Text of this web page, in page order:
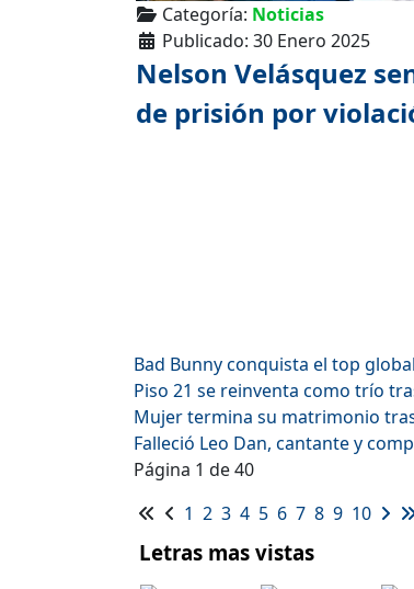
Categoría: Noticias
Publicado: 30 Enero 2025
Nelson Velásquez
de prisión por
Bad Bunny conquista el top
Piso 21 se reinventa como trío
Mujer termina su matrimonio
Falleció Leo Dan, cantante y
Página 1 de 40
1 2 3 4 5 6 7 8 9 10
Letras mas vistas